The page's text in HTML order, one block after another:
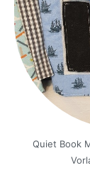
Quiet Book